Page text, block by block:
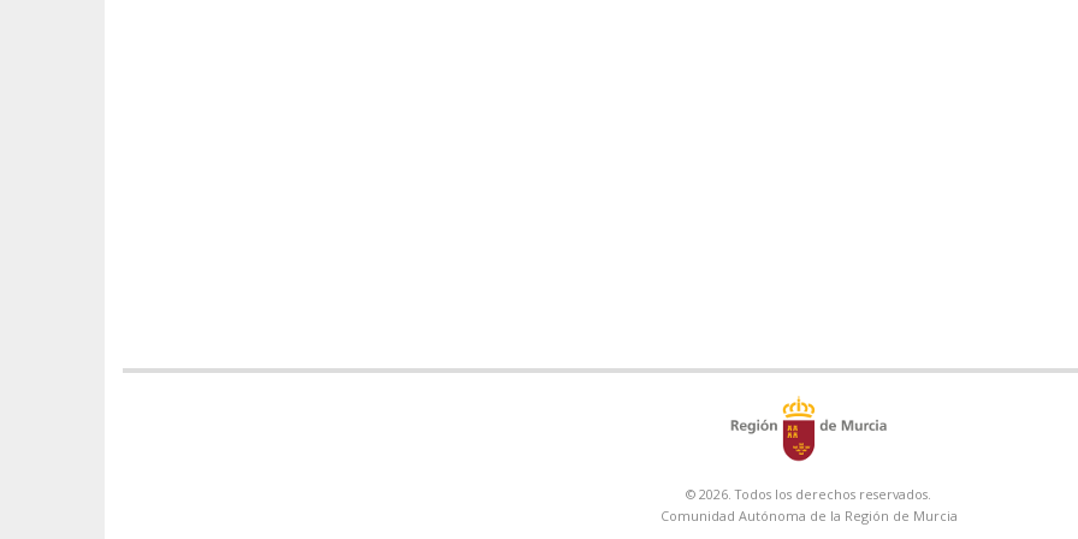
© 2026. Todos los derechos reservados.
Comunidad Autónoma de la Región de Murcia